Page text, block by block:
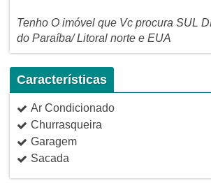
Tenho O imóvel que Vc procura SUL
do Paraíba/ Litoral norte e EUA
Características
Ar Condicionado
Churrasqueira
Garagem
Sacada